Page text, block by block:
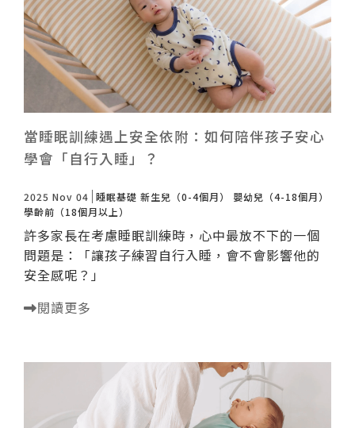
當睡眠訓練遇上安全依附：如何陪伴孩子安心
學會「自行入睡」？
2025 Nov 04 睡眠基礎 新生兒（0-4個月）
嬰幼兒（4-18個月）
學齡前（18個月以上）
許多家長在考慮睡眠訓練時，心中最放不下的一個
問題是：「讓孩子練習自行入睡，會不會影響他的
安全感呢？」
閱讀更多